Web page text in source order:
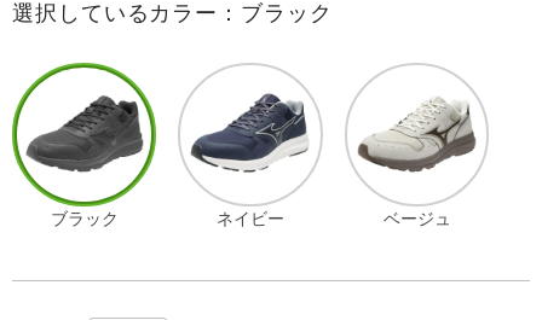
選択しているカラー：ブラック
ブラック ネイビー ベージュ